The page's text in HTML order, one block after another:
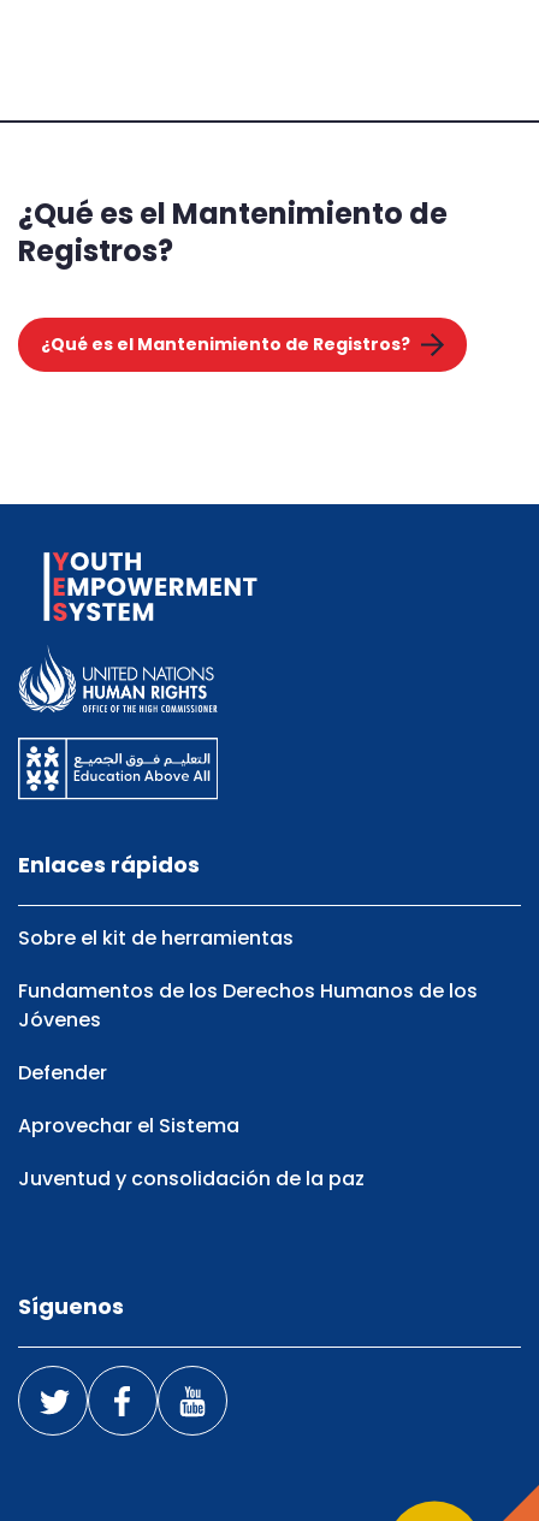
¿Qué es el Mantenimiento de
Registros?
¿Qué es el Mantenimiento de Registros?
Enlaces rápidos
Sobre el kit de herramientas
Fundamentos de los Derechos Humanos de los
Jóvenes
Defender
Aprovechar el Sistema
Juventud y consolidación de la paz
Síguenos